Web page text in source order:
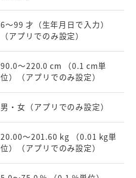
6～99 才（生年月日で入力）
（アプリでのみ設定）
90.0～220.0 cm （0.1 cm単
位）（アプリでのみ設定）
男・女（アプリでのみ設定）
20.00～201.60 kg （0.01 kg単
位）（アプリでのみ設定）